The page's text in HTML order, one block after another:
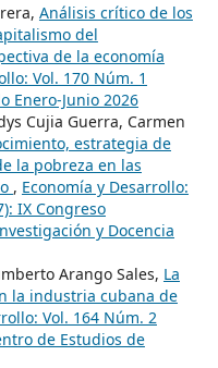
Análisis crítico de los
del
de la economía
Vol. 170 Núm. 1
Enero-Junio 2026
Cujia Guerra, Carmen
estrategia de
la pobreza en las
, Economía y Desarrollo:
IX Congreso
y Docencia
Arango Sales, La
la industria cubana de
Vol. 164 Núm. 2
de Estudios de